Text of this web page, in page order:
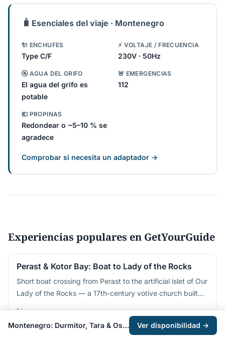
🧳 Esenciales del viaje · Montenegro
🔌 ENCHUFES
Type C/F
⚡ VOLTAJE / FRECUENCIA
230V · 50Hz
🚰 AGUA DEL GRIFO
El agua del grifo es
potable
🚨 EMERGENCIAS
112
💶 PROPINAS
Redondear o ~5–10 % se
agradece
Comprobar si necesita un adaptador →
Experiencias populares en GetYourGuide
Perast & Kotor Bay: Boat to Lady of the Rocks
Short boat crossing from Perast to the artificial islet of Our
Lady of the Rocks — a 17th-century votive church built
1 hour
Montenegro: Durmitor, Tara & Ostrog Day Trip from Kotor Ver disponibilidad →